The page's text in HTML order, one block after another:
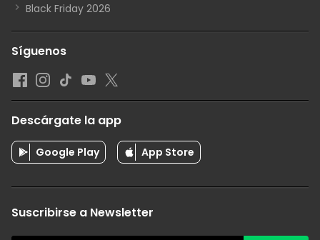
Black Friday 2026
Síguenos
Descárgate la app
Google Play App Store
Suscribirse a Newsletter